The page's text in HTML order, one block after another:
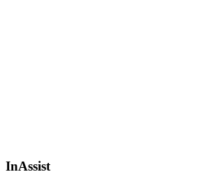
InAssist